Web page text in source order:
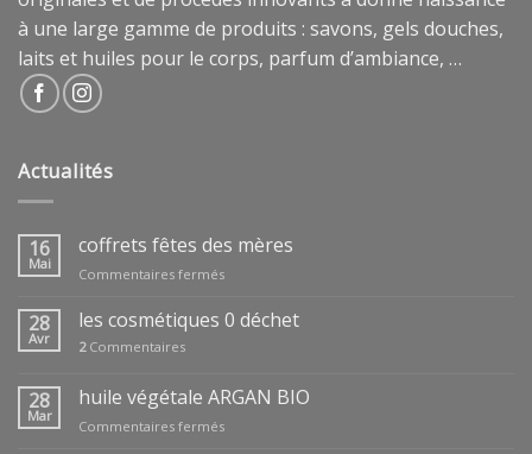
à une large gamme de produits : savons, gels douches,
laits et huiles pour le corps, parfum d’ambiance, …
Actualités
16
Mai
coffrets fêtes des mères
Commentaires ferméssur
fêtes
28
Avr
les cosmétiques 0 déchet
2Commentaires
28
Mar
huile végétale ARGAN BIO
Commentaires ferméssur